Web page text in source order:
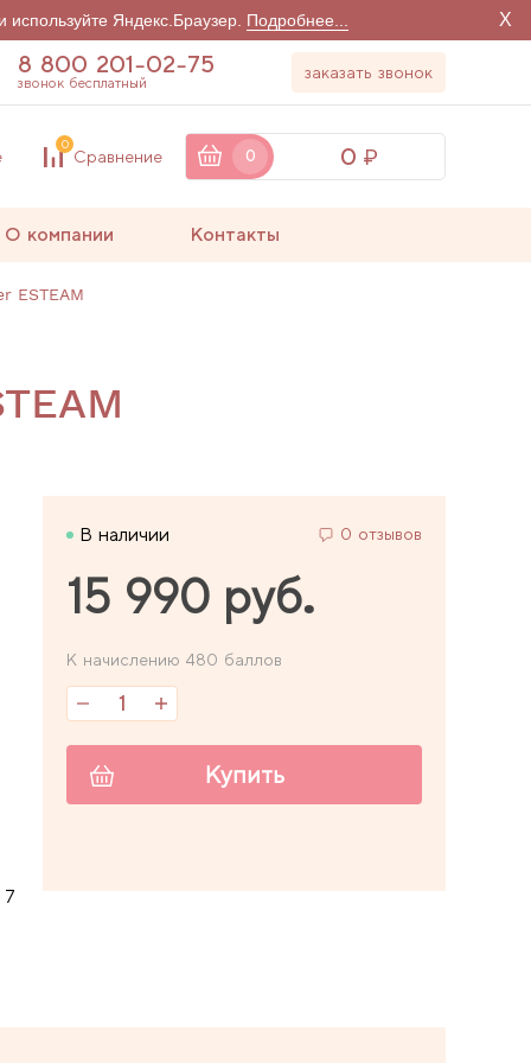
Яндекс.Браузер. Подробнее... X
8 800 201-02-75
звонок бесплатный
заказать звонок
Сравнение
0
0 0
О компании Контакты
ESTEAM
7
В наличии 0 отзывов
15 990 руб.
К начислению 480 баллов
Купить